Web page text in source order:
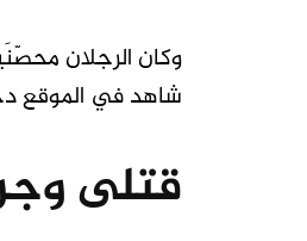
وكان الرجلان
شاهد في الموقع
قتلى